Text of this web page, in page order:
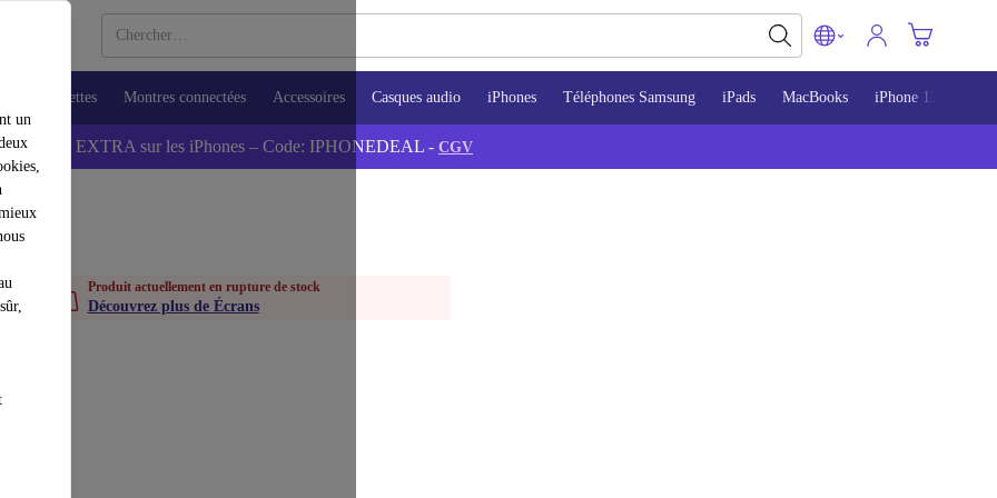
un
Tablettes Montres connectées Accessoires Casques audio iPhones Téléphones Samsung iPads MacBooks iPhone 13
💰-5% EXTRA sur les iPhones – Code: IPHONEDEAL - CGV
Produit actuellement en rupture de stock
Découvrez plus de Écrans